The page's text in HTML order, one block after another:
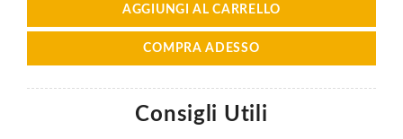
AGGIUNGI AL CARRELLO
COMPRA ADESSO
Consigli Utili